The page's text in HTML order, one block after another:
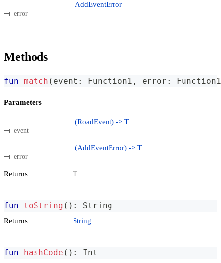
error
AddEventError
Methods
fun match ( event : Function1 , error : Function1
Parameters
event
(RoadEvent) -> T
error
(AddEventError) -> T
Returns T
fun toString ( ) : String
Returns String
fun hashCode ( ) : Int